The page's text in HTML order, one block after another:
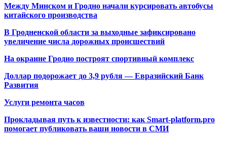
Между Минском и Гродно начали курсировать автобусы
китайского производства
В Гродненской области за выходные зафиксировано
увеличение числа дорожных происшествий
На окраине Гродно построят спортивный комплекс
Доллар подорожает до 3,9 рубля — Евразийский Банк
Развития
Услуги ремонта часов
Прокладывая путь к известности: как Smart-platform.pro
помогает публиковать ваши новости в СМИ